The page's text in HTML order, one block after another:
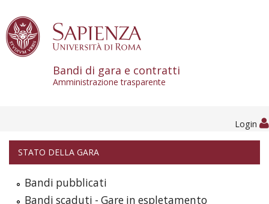
Bandi di gara e contratti
Amministrazione trasparente
Login
STATO DELLA GARA
Bandi pubblicati
Bandi scaduti - Gare in espletamento